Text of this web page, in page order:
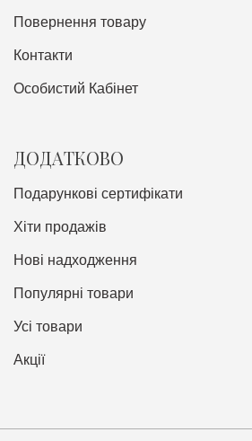
Повернення товару
Контакти
Особистий Кабінет
ДОДАТКОВО
Подарункові сертифікати
Хіти продажів
Нові надходження
Популярні товари
Усі товари
Акції